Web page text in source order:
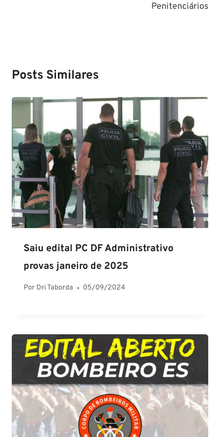
Penitenciários
Posts Similares
Saiu edital PC DF Administrativo
provas janeiro de 2025
Por Dri Taborda 05/09/2024